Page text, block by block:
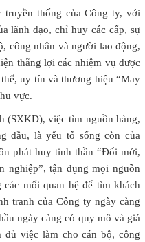
truyền thống của Công ty, với
lãnh đạo, chỉ huy các cấp, sự
công nhân và người lao động,
thắng lợi các nhiệm vụ được
uy tín và thương hiệu “May
vực.
(SXKD), việc tìm nguồn hàng,
đầu, là yếu tố sống còn của
phát huy tinh thần “Đổi mới,
nghiệp”, tận dụng mọi nguồn
mối quan hệ để tìm khách
tranh của Công ty ngày càng
ngày càng có quy mô và giá
việc làm cho cán bộ, công